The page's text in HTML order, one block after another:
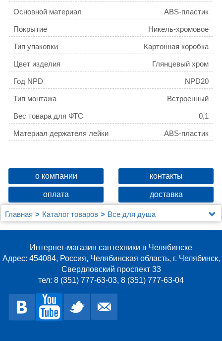
Основной материал ABS-пластик
Покрытие Никель-хромовое
Тип упаковки Картонная коробка
Цвет изделия Глянцевый хром
Год NPD NPD20
Тип монтажа Встроенный
Вес товара для ФТС 0,1
Материал держателя лейки ABS-пластик
о компании контакты
оплата доставка
Главная Каталог товаров
Все для душа
Держатели леек для душа
Интернет-магазин сантехники в Челябинске
Адрес: 454084, Россия, Челябинская область, г. Челябинск,
Свердловский проспект 33
тел: 8 (351) 777-63-03, 8 (351) 777-63-04